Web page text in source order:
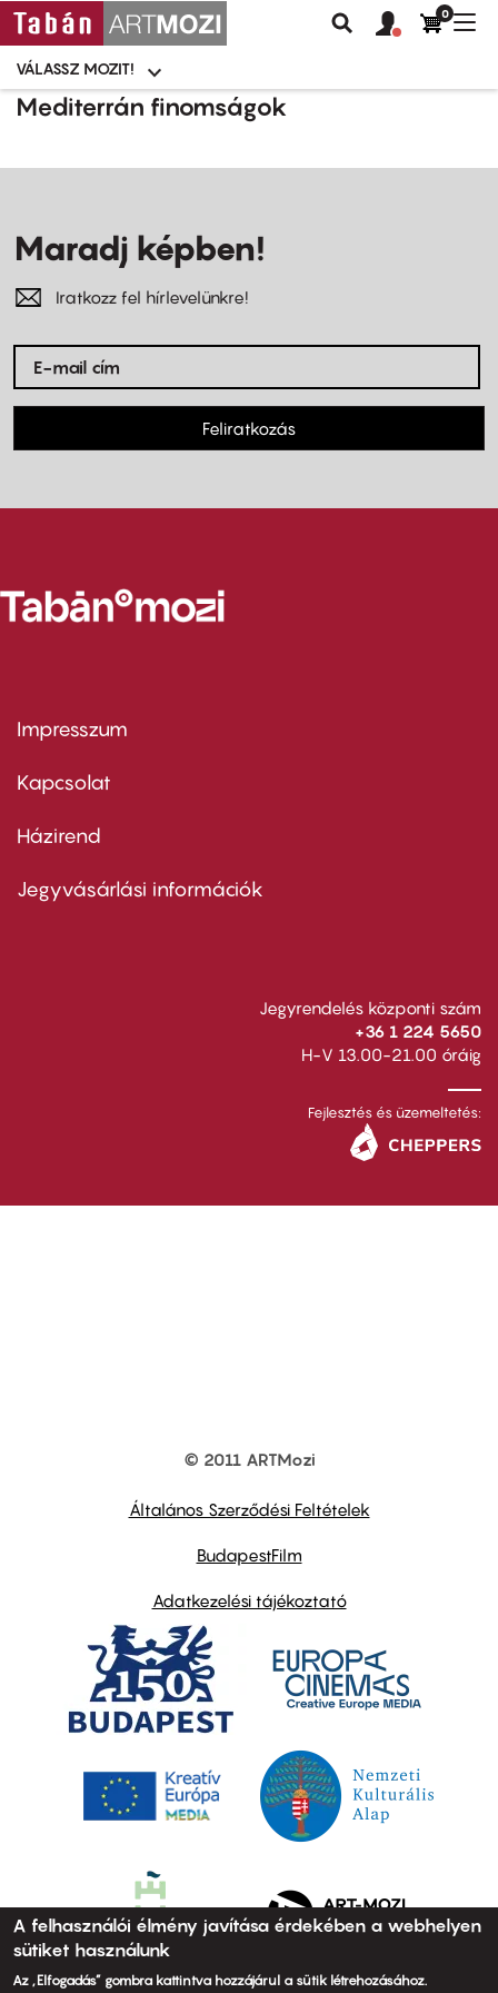
Ugrás
Moziválasztó
menü
VÁLASSZ MOZIT!
Keresés
Felhasználói
fiók
0
Mediterrán finomságok
Maradj képben!
Iratkozz fel hírlevelünkre!
Feliratkozás
Footer
first
Impresszum
Kapcsolat
Footer
second
Házirend
Jegyvásárlási információk
Jegyrendelés központi szám
+36 1 224 5650
H-V 13.00-21.00 óráig
Fejlesztés és üzemeltetés:
© 2011 ARTMozi
Általános Szerződési Feltételek
BudapestFilm
Adatkezelési tájékoztató
A felhasználói élmény javítása érdekében a webhelyen
sütiket használunk
Az „Elfogadás” gombra kattintva hozzájárul a sütik létrehozásához.